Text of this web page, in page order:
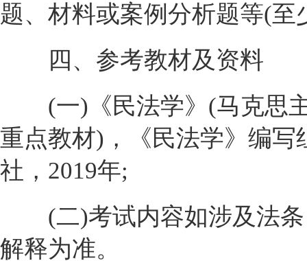
题、材料或案例分析题等(
四、参考教材及资料
(一)《民法学》(马克思主
重点教材)，《民法学》编写
社，2019年;
(二)考试内容如涉及法条
解释为准。